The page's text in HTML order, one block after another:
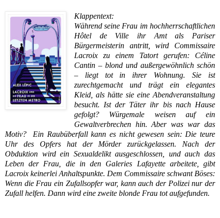
Klappentext:
Während seine Frau im hochherrschaftlichen
Hôtel de Ville ihr Amt als Pariser
Bürgermeisterin antritt, wird Commissaire
Lacroix zu einem Tatort gerufen: Céline
Cantin – blond und außergewöhnlich schön
– liegt tot in ihrer Wohnung. Sie ist
zurechtgemacht und trägt ein elegantes
Kleid, als hätte sie eine Abendveranstaltung
besucht. Ist der Täter ihr bis nach Hause
gefolgt? Würgemale weisen auf ein
Gewaltverbrechen hin. Aber was war das
Motiv? Ein Raubüberfall kann es nicht gewesen sein: Die teure
Uhr des Opfers hat der Mörder zurückgelassen. Nach der
Obduktion wird ein Sexualdelikt ausgeschlossen, und auch das
Leben der Frau, die in den Galeries Lafayette arbeitete, gibt
Lacroix keinerlei Anhaltspunkte. Dem Commissaire schwant Böses:
Wenn die Frau ein Zufallsopfer war, kann auch der Polizei nur der
Zufall helfen. Dann wird eine zweite blonde Frau tot aufgefunden.